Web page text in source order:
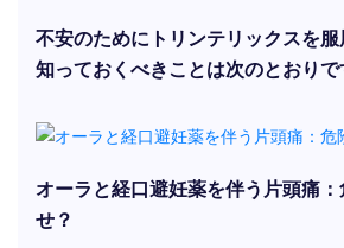
不安のためにトリンテリックスを服
知っておくべきことは次のとおりで
オーラと経口避妊薬を伴う片頭痛
せ？